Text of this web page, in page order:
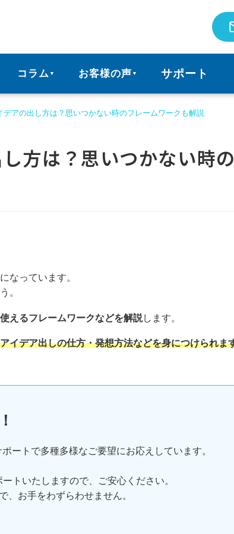
コラム ▼ お客様の声 ▼ サポート
デアの出し方は？思いつかない時のフレームワークも解説
方は？思いつかない時
になっています。
。
えるフレームワークなどを解説します。
イデア出しの仕方・発想方法などを身につけられま
ートで多種多様なご要望にお応えしています。
トいたしますので、ご安心ください。
、お手をわずらわせません。